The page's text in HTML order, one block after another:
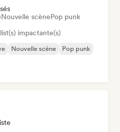
Nouvelle scènePop punk
impactante(s)
Nouvelle scène
Pop punk